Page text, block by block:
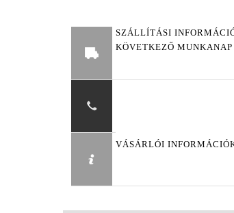
SZÁLLÍTÁSI
KÖVETKEZŐ MUNKANAP
VÁSÁRLÓI